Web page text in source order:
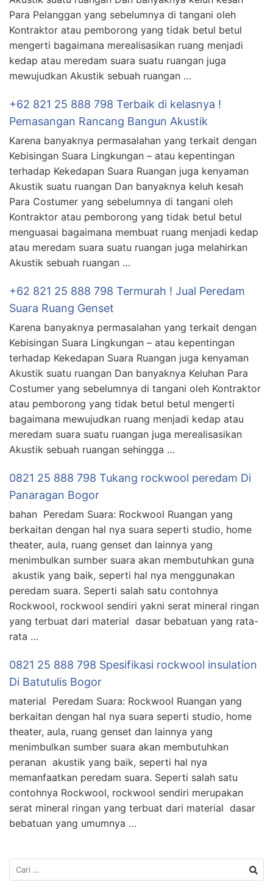
Para Pelanggan yang sebelumnya di tangani oleh
Kontraktor atau pemborong yang tidak betul betul
mengerti bagaimana merealisasikan ruang menjadi
kedap atau meredam suara suatu ruangan juga
mewujudkan Akustik sebuah ruangan …
+62 821 25 888 798 Terbaik di kelasnya !
Pemasangan Rancang Bangun Akustik
Karena banyaknya permasalahan yang terkait dengan
Kebisingan Suara Lingkungan – atau kepentingan
terhadap Kekedapan Suara Ruangan juga kenyaman
Akustik suatu ruangan Dan banyaknya keluh kesah
Para Costumer yang sebelumnya di tangani oleh
Kontraktor atau pemborong yang tidak betul betul
menguasai bagaimana membuat ruang menjadi kedap
atau meredam suara suatu ruangan juga melahirkan
Akustik sebuah ruangan …
+62 821 25 888 798 Termurah ! Jual Peredam
Suara Ruang Genset
Karena banyaknya permasalahan yang terkait dengan
Kebisingan Suara Lingkungan – atau kepentingan
terhadap Kekedapan Suara Ruangan juga kenyaman
Akustik suatu ruangan Dan banyaknya Keluhan Para
Costumer yang sebelumnya di tangani oleh Kontraktor
atau pemborong yang tidak betul betul mengerti
bagaimana mewujudkan ruang menjadi kedap atau
meredam suara suatu ruangan juga merealisasikan
Akustik sebuah ruangan sehingga …
0821 25 888 798 Tukang rockwool peredam Di
Panaragan Bogor
bahan Peredam Suara: Rockwool Ruangan yang
berkaitan dengan hal nya suara seperti studio, home
theater, aula, ruang genset dan lainnya yang
menimbulkan sumber suara akan membutuhkan guna
akustik yang baik, seperti hal nya menggunakan
peredam suara. Seperti salah satu contohnya
Rockwool, rockwool sendiri yakni serat mineral ringan
yang terbuat dari material dasar bebatuan yang rata-
rata …
0821 25 888 798 Spesifikasi rockwool insulation
Di Batutulis Bogor
material Peredam Suara: Rockwool Ruangan yang
berkaitan dengan hal nya suara seperti studio, home
theater, aula, ruang genset dan lainnya yang
menimbulkan sumber suara akan membutuhkan
peranan akustik yang baik, seperti hal nya
memanfaatkan peredam suara. Seperti salah satu
contohnya Rockwool, rockwool sendiri merupakan
serat mineral ringan yang terbuat dari material dasar
bebatuan yang umumnya …